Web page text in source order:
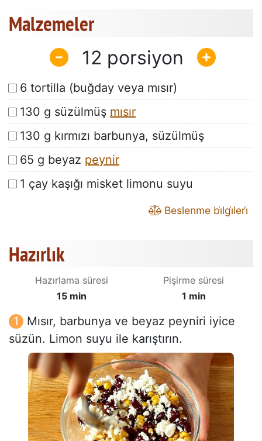
Malzemeler
12
6 tortilla (buğday veya mısır)
130 g süzülmüş mısır
130 g kırmızı barbunya, süzülmüş
65 g beyaz peynir
1 çay kaşığı misket limonu suyu
Beslenme bi̇lgi̇leri̇
Hazırlık
Hazırlama süresi
15 min
Pişirme süresi
1 min
Mısır, barbunya ve beyaz peyniri iyice
süzün. Limon suyu ile karıştırın.